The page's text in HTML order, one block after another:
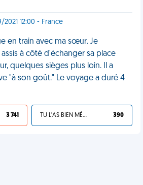
12:00 - France
en train avec ma sœur. Je
à côté d'échanger sa place
quelques sièges plus loin. Il a
"à son goût." Le voyage a duré 4
3 741 TU L'AS BIEN MÉRITÉ 390